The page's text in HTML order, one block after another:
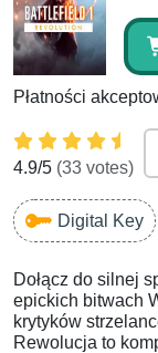
Płatności
4.9/5 (33 votes)
Digital Key
Dołącz do silnej
epickich bitwach
krytyków
Rewolucja to